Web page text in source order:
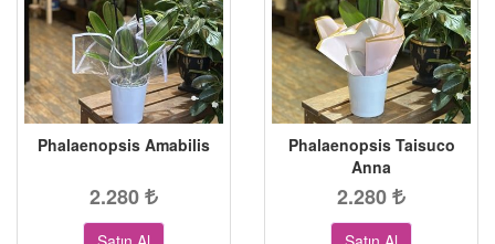
Phalaenopsis Amabilis
2.280
Phalaenopsis Taisuco
Anna
2.280